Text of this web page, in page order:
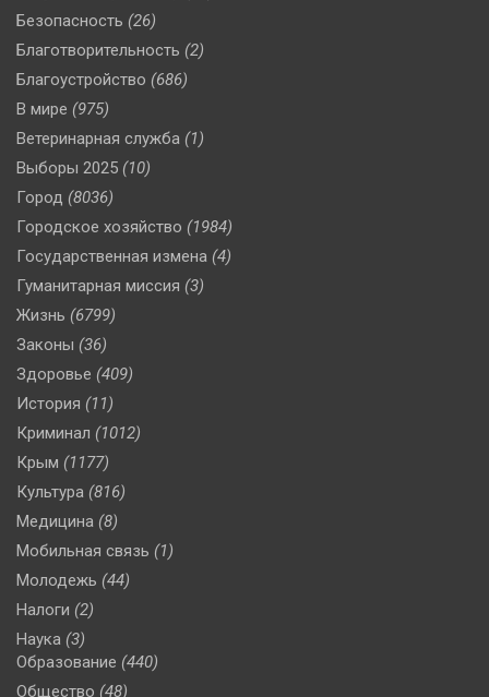
Безопасность (26)
Благотворительность (2)
Благоустройство (686)
В мире (975)
Ветеринарная служба (1)
Выборы 2025 (10)
Город (8036)
Городское хозяйство (1984)
Государственная измена (4)
Гуманитарная миссия (3)
Жизнь (6799)
Законы (36)
Здоровье (409)
История (11)
Криминал (1012)
Крым (1177)
Культура (816)
Медицина (8)
Мобильная связь (1)
Молодежь (44)
Налоги (2)
Наука (3)
Образование (440)
Общество (48)